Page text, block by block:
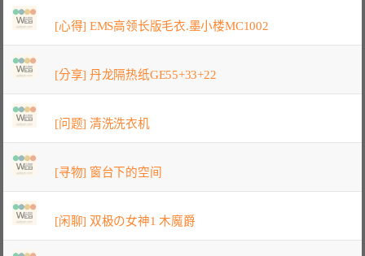
[心得] EMS高领长版毛衣.墨小楼MC1002
[分享] 丹龙隔热纸GE55+33+22
[问题] 清洗洗衣机
[寻物] 窗台下的空间
[闲聊] 双极の女神1 木魔爵